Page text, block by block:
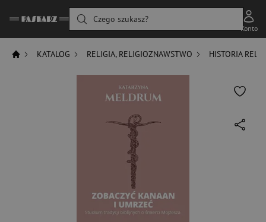
Czego szukasz?
Konto
KATALOG RELIGIA, RELIGIOZNAWSTWO HISTORIA